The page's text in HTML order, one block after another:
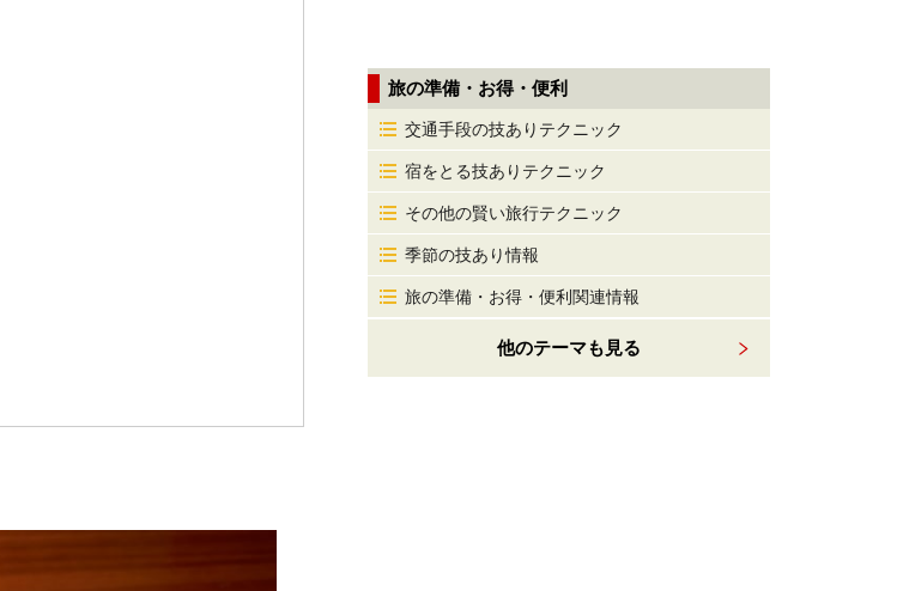
旅の準備・お得・便利
交通手段の技ありテクニック
宿をとる技ありテクニック
その他の賢い旅行テクニック
季節の技あり情報
旅の準備・お得・便利関連情報
他のテーマも見る